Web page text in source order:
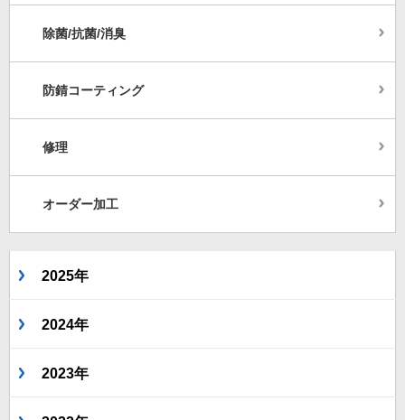
除菌/抗菌/消臭
防錆コーティング
修理
オーダー加工
2025年
2024年
2023年